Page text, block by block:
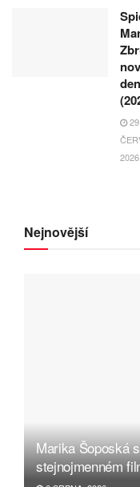
den
29
2026
Nejnovější
Marika Šoposká
stejnojmenném